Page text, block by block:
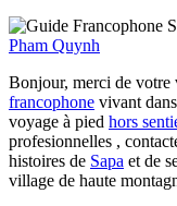
Pham Quynh
Bonjour, merci de votre
francophone vivant
voyage à pied hors
profesionnelles ,
histoires de Sapa et de
village de haute